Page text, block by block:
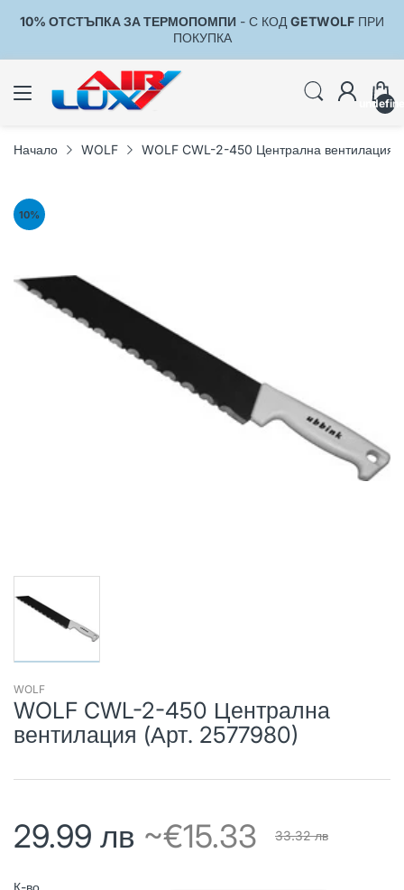
10% ОТСТЪПКА ЗА ТЕРМОПОМПИ - С КОД GETWOLF ПРИ
ПОКУПКА
Начало WOLF WOLF CWL-2-450 Централна вентилация
10%
WOLF
WOLF CWL-2-450 Централна
вентилация (Арт. 2577980)
29.99 лв ~€15.33 33.32 лв
К-во